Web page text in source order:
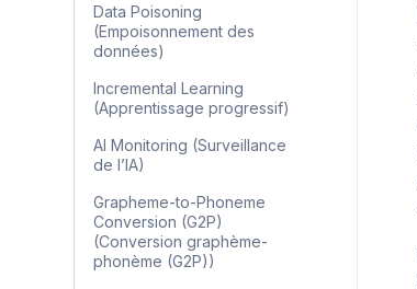
Data Poisoning
(Empoisonnement des
données)
Incremental Learning
(Apprentissage progressif)
AI Monitoring (Surveillance
de l’IA)
Grapheme-to-Phoneme
Conversion (G2P)
(Conversion graphème-
phonème (G2P))